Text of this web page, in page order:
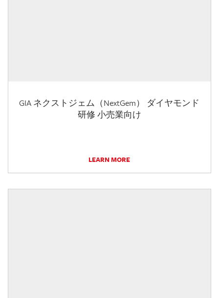
GIA ネクストジェム（NextGem） ダイヤモンド
研修 小売業向け
LEARN MORE